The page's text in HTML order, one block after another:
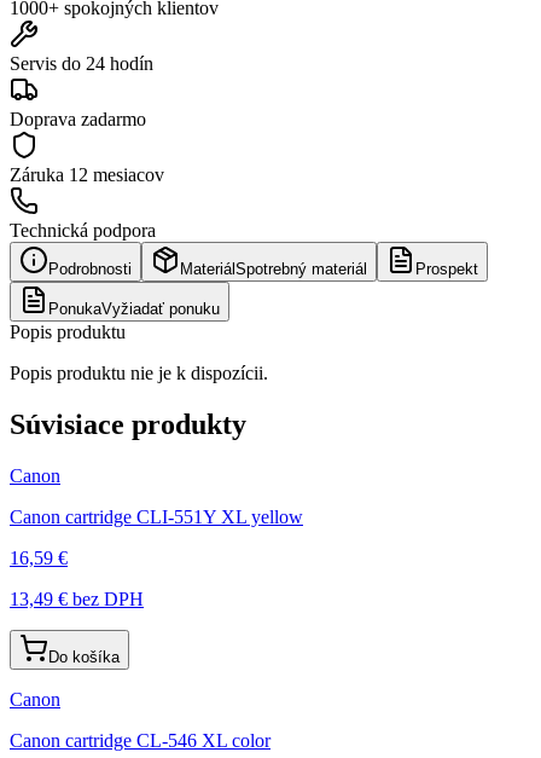
1000+ spokojných klientov
Servis do 24 hodín
Doprava zadarmo
Záruka 12 mesiacov
Technická podpora
Podrobnosti Materiál Spotrebný materiál Prospekt
PonukaVyžiadať ponuku
Popis produktu
Popis produktu nie je k dispozícii.
Súvisiace produkty
Canon
Canon cartridge CLI-551Y XL yellow
16,59 €
13,49 € bez DPH
Do košíka
Canon
Canon cartridge CL-546 XL color